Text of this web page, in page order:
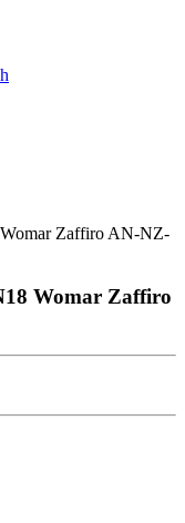
Zaffiro AN-NZ-
Womar Zaffiro